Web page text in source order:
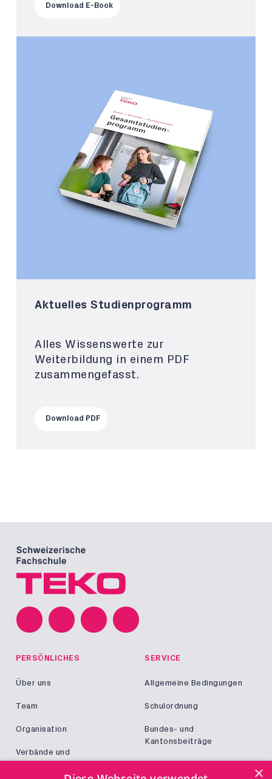
Download E-Book
Aktuelles Studienprogramm
Alles Wissenswerte zur
Weiterbildung in einem PDF
zusammengefasst.
Download PDF
PERSÖNLICHES
Über uns
Team
Organisation
Verbände und
SERVICE
Allgemeine Bedingungen
Schulordnung
Bundes- und
Kantonsbeiträge
×